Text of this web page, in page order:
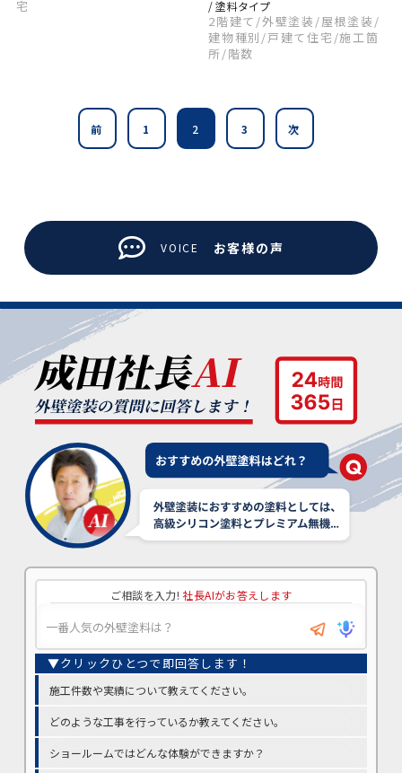
宅 / 塗料タイプ
2階建て /外壁塗装 /屋根塗装 /
建物種別 /戸建て住宅 /施工箇
所 /階数
前 1 2 3 次
VOICE お客様の声
ご相談を入力! 社長AIがお答えします
施工件数や実績について教えてください。
どのような工事を行っているか教えてください。
ショールームではどんな体験ができますか？